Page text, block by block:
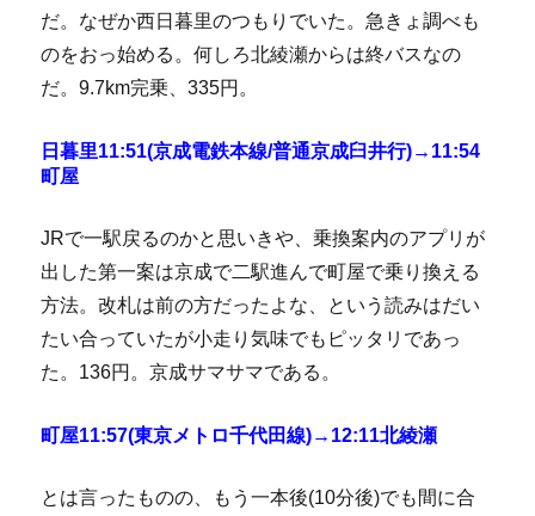
だ。なぜか西日暮里のつもりでいた。急きょ調べも
のをおっ始める。何しろ北綾瀬からは終バスなの
だ。9.7km完乗、335円。
日暮里11:51(京成電鉄本線/普通京成臼井行)→11:54
町屋
JRで一駅戻るのかと思いきや、乗換案内のアプリが
出した第一案は京成で二駅進んで町屋で乗り換える
方法。改札は前の方だったよな、という読みはだい
たい合っていたが小走り気味でもピッタリであっ
た。136円。京成サマサマである。
町屋11:57(東京メトロ千代田線)→12:11北綾瀬
とは言ったものの、もう一本後(10分後)でも間に合